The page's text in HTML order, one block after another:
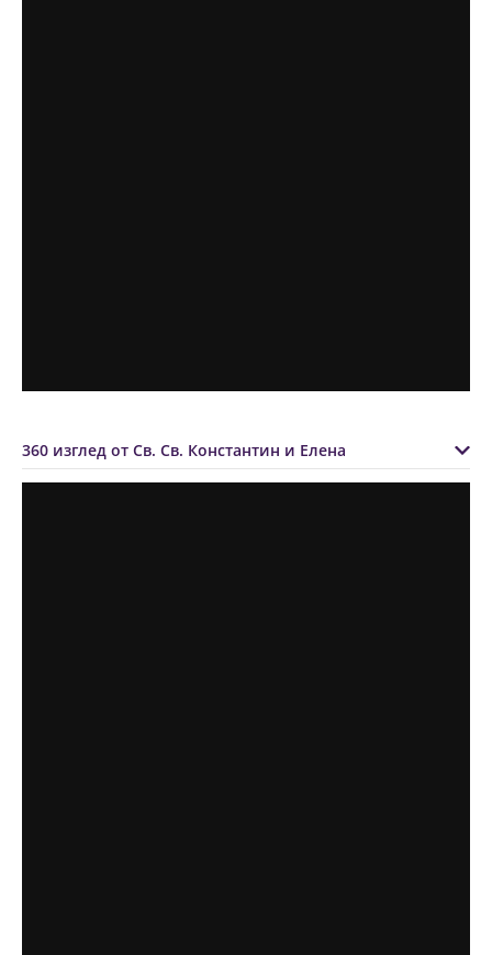
360 изглед от Св. Св. Константин и Елена